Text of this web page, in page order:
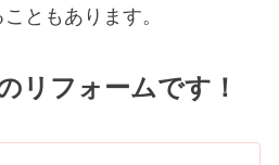
ともあります。
リフォームです！